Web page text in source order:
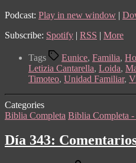
Podcast: Play in new window |
Subscribe: Spotify | RSS | More
Tags Eunice, Familia,
Letizia Cantarella, Loida,
Timoteo, Unidad Familiar,
Categories
Biblia Completa Biblia Completa -
Día 343: